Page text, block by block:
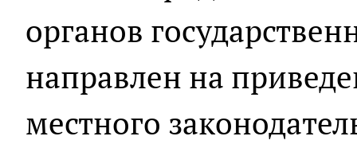
органов
направлен на
местного